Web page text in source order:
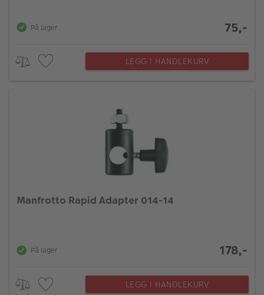
På lager 75,-
LEGG I HANDLEKURV
Manfrotto Rapid Adapter 014-14
På lager 178,-
LEGG I HANDLEKURV